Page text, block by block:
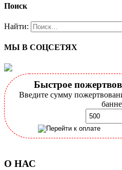
Поиск
Найти:
МЫ В СОЦСЕТЯХ
Быстрое
Введите сумму
О НАС